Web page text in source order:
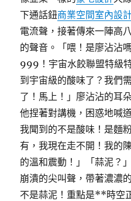
下通話鈕商業空間室內設
電流聲，接著傳來一陣高
的聲音。「喂！是廖沾沾
999！宇宙水餃聯盟特級
到宇宙級的酸味了？我們
了！馬上！」廖沾沾的耳
他捏著對講機，困惑地喊
我聞到的不是酸味！是麵
有，我現在走不開！我的
的溫和震動！」「蒜泥？
崩潰的尖叫聲，帶著濃濃
不是蒜泥！重點是**時空